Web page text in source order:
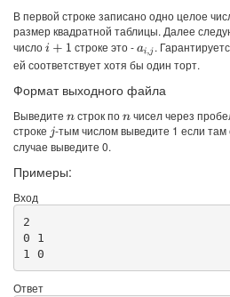
В первой строке записано одно целое
размер квадратной таблицы. Далее
числоi+1 строке это -ai,j .
ей соответствует хотя бы один торт.
Формат выходного файла
Выведите nстрок поnчисел через
строке j-тым числом выведите 1 если
случае выведите 0.
Примеры:
Вход
2
0 1
1 0
Ответ